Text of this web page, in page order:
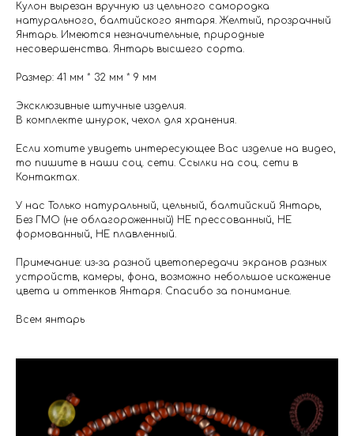
Кулон вырезан вручную из цельного самородка
натурального, балтийского янтаря. Желтый, прозрачный
Янтарь. Имеются незначительные, природные
несовершенства. Янтарь высшего сорта.
Размер: 41 мм * 32 мм * 9 мм
Эксклюзивные штучные изделия.
В комплекте шнурок, чехол для хранения.
Если хотите увидеть интересующее Вас изделие на видео,
то пишите в наши соц. сети. Ссылки на соц. сети в
Контактах.
У нас Только натуральный, цельный, балтийский Янтарь,
Без ГМО (не облагороженный) НЕ прессованный, НЕ
формованный, НЕ плавленный.
Примечание: из-за разной цветопередачи экранов разных
устройств, камеры, фона, возможно небольшое искажение
цвета и оттенков Янтаря. Спасибо за понимание.
Всем янтарь